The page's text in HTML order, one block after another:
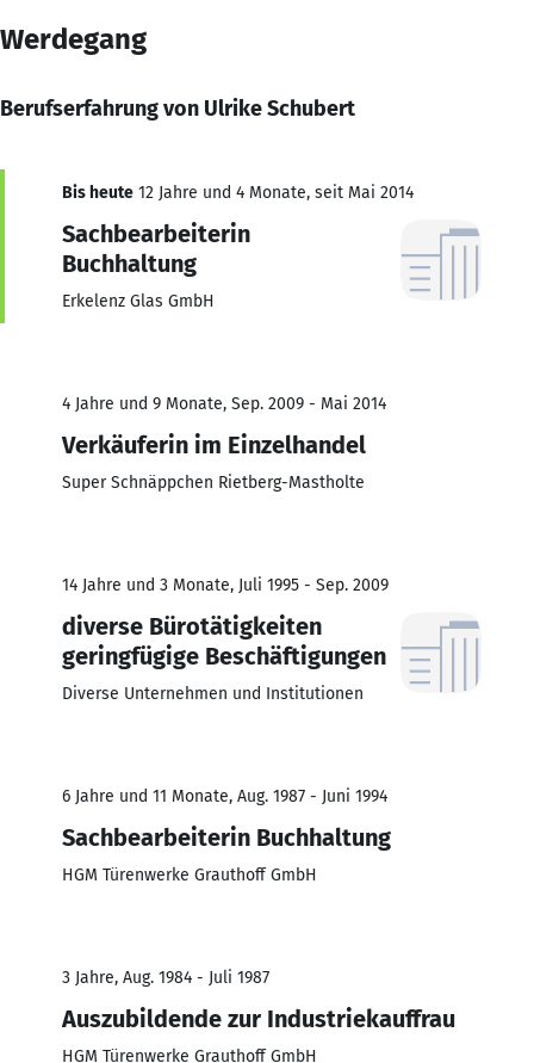
Werdegang
Berufserfahrung von Ulrike Schubert
Bis heute 12 Jahre und 4 Monate, seit Mai 2014
Sachbearbeiterin
Buchhaltung
Erkelenz Glas GmbH
4 Jahre und 9 Monate, Sep. 2009 - Mai 2014
Verkäuferin im Einzelhandel
Super Schnäppchen Rietberg-Mastholte
14 Jahre und 3 Monate, Juli 1995 - Sep. 2009
diverse Bürotätigkeiten
geringfügige Beschäftigungen
Diverse Unternehmen und Institutionen
6 Jahre und 11 Monate, Aug. 1987 - Juni 1994
Sachbearbeiterin Buchhaltung
HGM Türenwerke Grauthoff GmbH
3 Jahre, Aug. 1984 - Juli 1987
Auszubildende zur Industriekauffrau
HGM Türenwerke Grauthoff GmbH